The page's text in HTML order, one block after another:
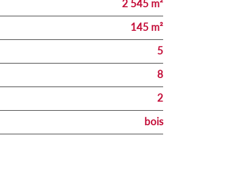
2 545 m²
145 m²
5
8
2
bois